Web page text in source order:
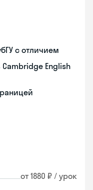
с отличием
English
от 1880 ₽ / урок